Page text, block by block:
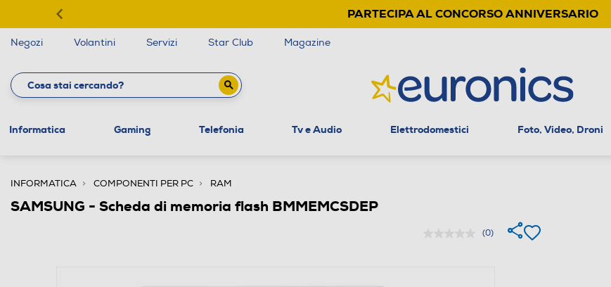
PARTECIPA AL CONCORSO ANNIVERSARIO
Negozi Volantini Servizi Star Club Magazine
Informatica Gaming Telefonia Tv e Audio Elettrodomestici Foto, Video, Droni
INFORMATICA COMPONENTI PER PC RAM
SAMSUNG - Scheda di memoria flash BMMEMCSDEP
(0)